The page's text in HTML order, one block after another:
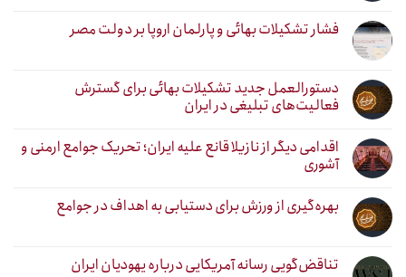
فشار تشکیلات بهائی و پارلمان اروپا بر دولت مصر
دستورالعمل جدید تشکیلات بهائی برای گسترش
فعالیت‌های تبلیغی در ایران
اقدامی دیگر از نازیلا قانع علیه ایران؛ تحریک جوامع ارمنی و
آشوری
بهره‌گیری از ورزش برای دستیابی به اهداف در جوامع
تناقض‌گویی رسانه آمریکایی درباره یهودیان ایران